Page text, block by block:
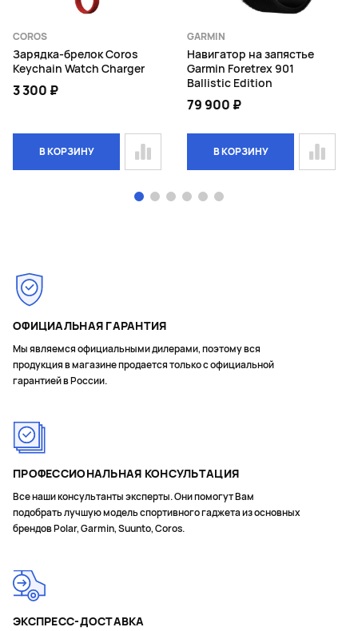
COROS
Зарядка-брелок Coros
Keychain Watch Charger
3 300 ₽
В КОРЗИНУ
GARMIN
Навигатор на запястье
Garmin Foretrex 901
Ballistic Edition
79 900 ₽
В КОРЗИНУ
ОФИЦИАЛЬНАЯ ГАРАНТИЯ
Мы являемся официальными дилерами, поэтому вся
продукция в магазине продается только с официальной
гарантией в России.
ПРОФЕССИОНАЛЬНАЯ КОНСУЛЬТАЦИЯ
Все наши консультанты эксперты. Они помогут Вам
подобрать лучшую модель спортивного гаджета из основных
брендов Polar, Garmin, Suunto, Coros.
ЭКСПРЕСС-ДОСТАВКА